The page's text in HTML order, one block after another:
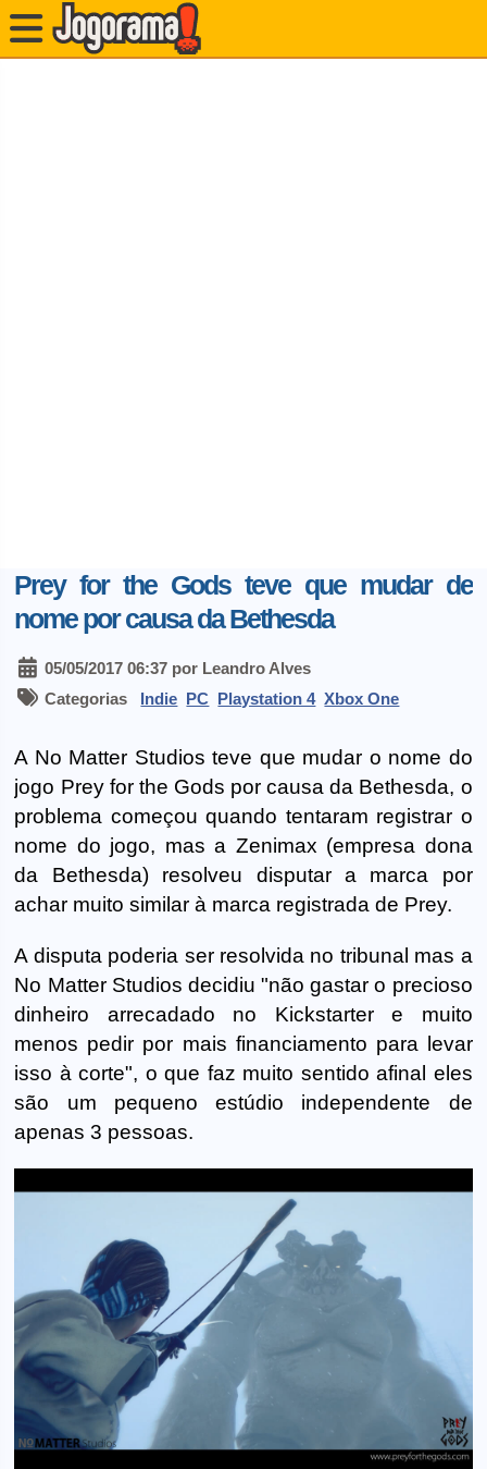
Prey for the Gods teve que mudar de
nome por causa da Bethesda
05/05/2017 06:37 por Leandro Alves
Categorias Indie PC Playstation 4 Xbox One
A No Matter Studios teve que mudar o nome do
jogo Prey for the Gods por causa da Bethesda, o
problema começou quando tentaram registrar o
nome do jogo, mas a Zenimax (empresa dona
da Bethesda) resolveu disputar a marca por
achar muito similar à marca registrada de Prey.
A disputa poderia ser resolvida no tribunal mas a
No Matter Studios decidiu "não gastar o precioso
dinheiro arrecadado no Kickstarter e muito
menos pedir por mais financiamento para levar
isso à corte", o que faz muito sentido afinal eles
são um pequeno estúdio independente de
apenas 3 pessoas.